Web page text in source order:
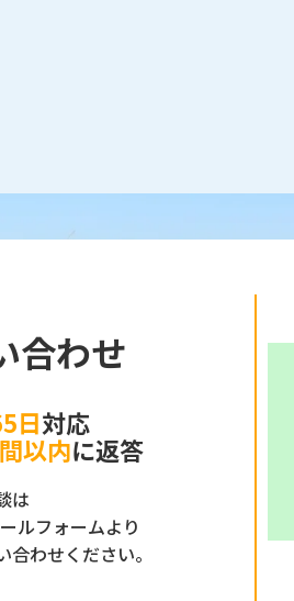
合わせ
日対応
以内に返答
は
ルフォームより
合わせください。